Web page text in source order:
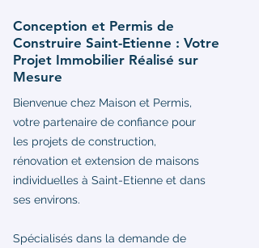
Conception et Permis de
Construire Saint-Etienne : Votre
Projet Immobilier Réalisé sur
Mesure
Bienvenue chez Maison et Permis,
votre partenaire de confiance pour
les projets de construction,
rénovation et extension de maisons
individuelles à Saint-Etienne et dans
ses environs.
Spécialisés dans la demande de